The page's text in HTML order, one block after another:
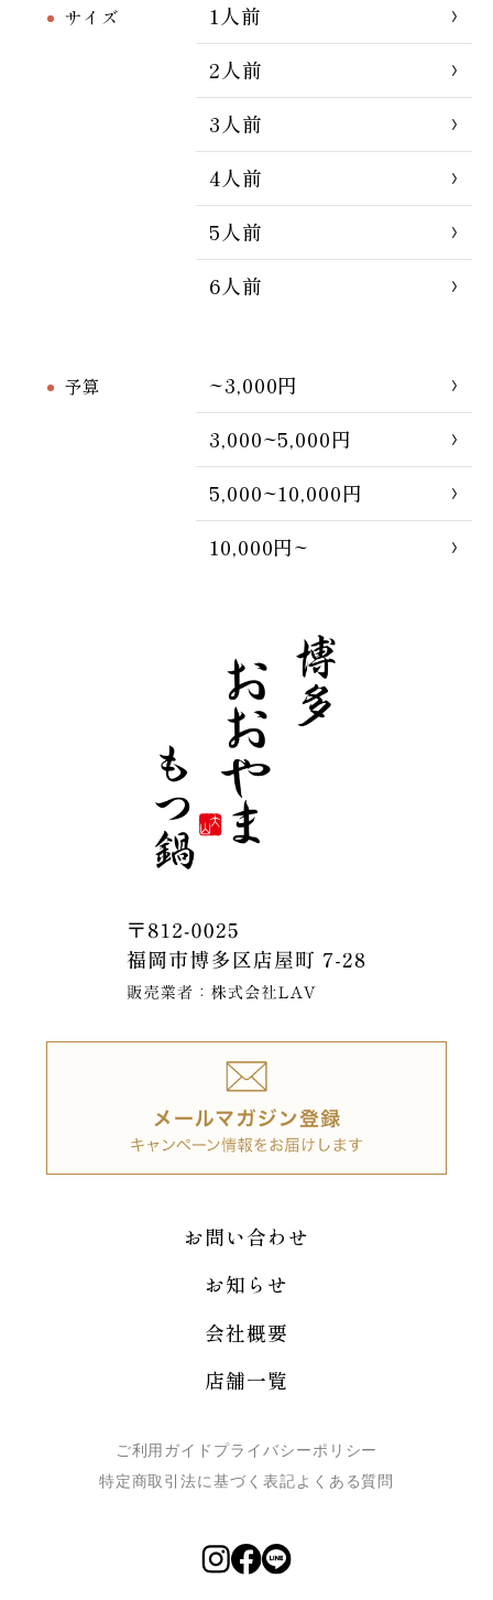
サイズ
1人前
2人前
3人前
4人前
5人前
6人前
予算
~3,000円
3,000~5,000円
5,000~10,000円
10,000円~
お問い合わせ
お知らせ
会社概要
店舗一覧
ご利用ガイド プライバシーポリシー
特定商取引法に基づく表記よくある質問